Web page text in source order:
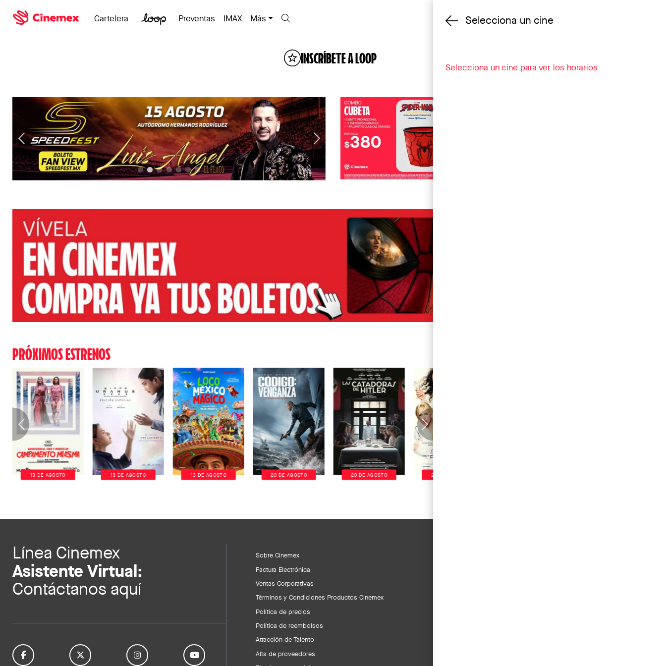
Cambiar cine
Cartelera Preventas IMAX Más
INSCRÍBETE A LOOP
PRÓXIMOS ESTRENOS
13 DE AGOSTO 13 DE AGOSTO 13 DE AGOSTO 20 DE AGOSTO 20 DE AGOSTO 20 DE AGOSTO
Línea Cinemex
Asistente Virtual:
Contáctanos aquí
Sobre Cinemex
Factura Electrónica
Ventas Corporativas
Términos y Condiciones Productos Cinemex
Política de precios
Política de reembolsos
Atracción de Talento
Alta de proveedores
Selecciona un cine
Selecciona un cine para ver los horarios